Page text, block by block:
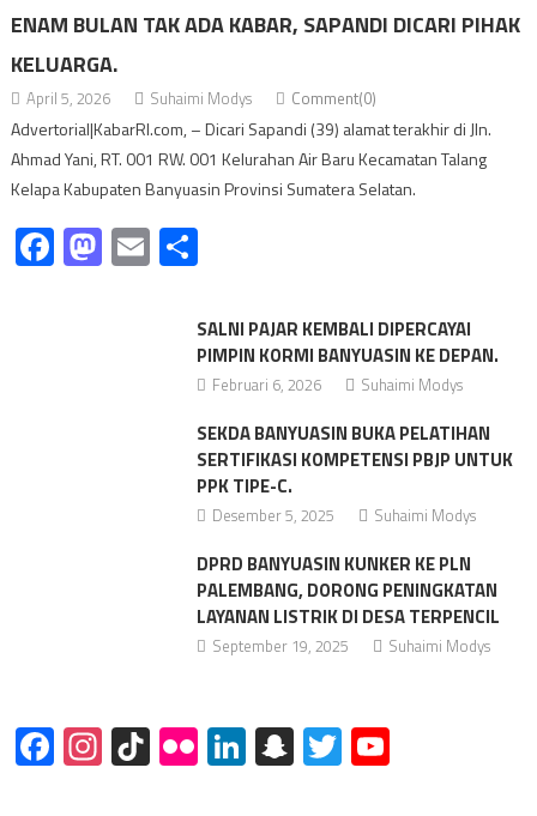
ENAM BULAN TAK ADA KABAR, SAPANDI DICARI PIHAK
KELUARGA.
April 5, 2026 Suhaimi Modys Comment(0)
Advertorial|KabarRI.com, – Dicari Sapandi (39) alamat terakhir di Jln.
Ahmad Yani, RT. 001 RW. 001 Kelurahan Air Baru Kecamatan Talang
Kelapa Kabupaten Banyuasin Provinsi Sumatera Selatan.
Facebook
Mastodon
EmailShare
SALNI PAJAR KEMBALI DIPERCAYAI
PIMPIN KORMI BANYUASIN KE DEPAN.
Februari 6, 2026 Suhaimi Modys
SEKDA BANYUASIN BUKA PELATIHAN
SERTIFIKASI KOMPETENSI PBJP UNTUK
PPK TIPE-C.
Desember 5, 2025 Suhaimi Modys
DPRD BANYUASIN KUNKER KE PLN
PALEMBANG, DORONG PENINGKATAN
LAYANAN LISTRIK DI DESA TERPENCIL
September 19, 2025 Suhaimi Modys
Facebook
Instagram
TikTok
FlickrLinkedIn
Snapchat
TwitterYouTube